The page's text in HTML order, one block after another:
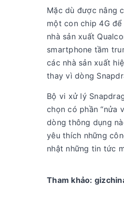
Mặc dù được nâng
một con chip 4G để
nhà sản xuất
smartphone tầm
các nhà sản xuất
thay vì dòng
Bộ vi xử lý
chọn có phần “nửa
dòng thông dụng
yêu thích những
nhật những tin tức
Tham khảo: